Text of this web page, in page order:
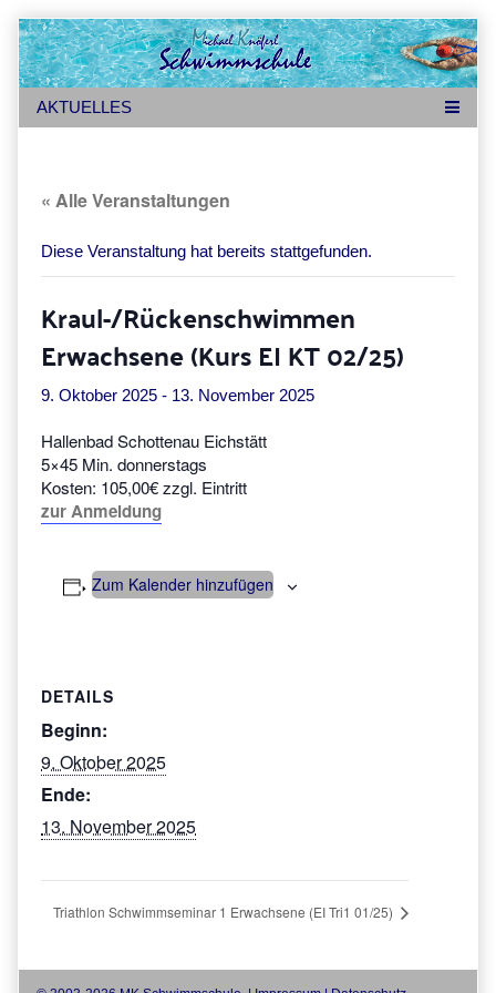
Skip
to
content
« Alle Veranstaltungen
Diese Veranstaltung hat bereits stattgefunden.
Kraul-/Rückenschwimmen
Erwachsene (Kurs EI KT 02/25)
9. Oktober 2025 - 13. November 2025
Hallenbad Schottenau Eichstätt
5×45 Min. donnerstags
Kosten: 105,00€ zzgl. Eintritt
zur Anmeldung
Zum Kalender hinzufügen
DETAILS
Beginn:
9. Oktober 2025
Ende:
13. November 2025
Triathlon Schwimmseminar 1 Erwachsene (EI Tri1 01/25)